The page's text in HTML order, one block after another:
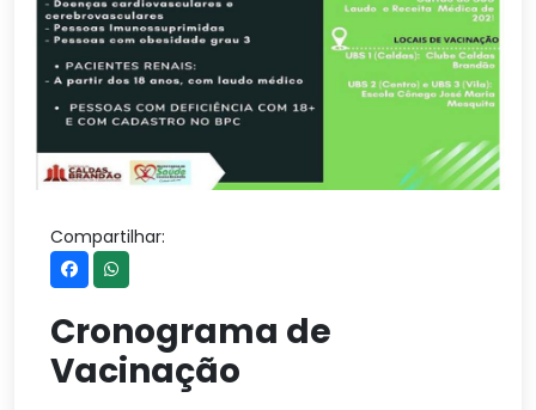
Compartilhar:
Cronograma de
Vacinação